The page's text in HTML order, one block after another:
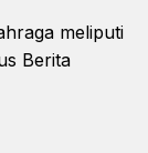
meliputi
Berita